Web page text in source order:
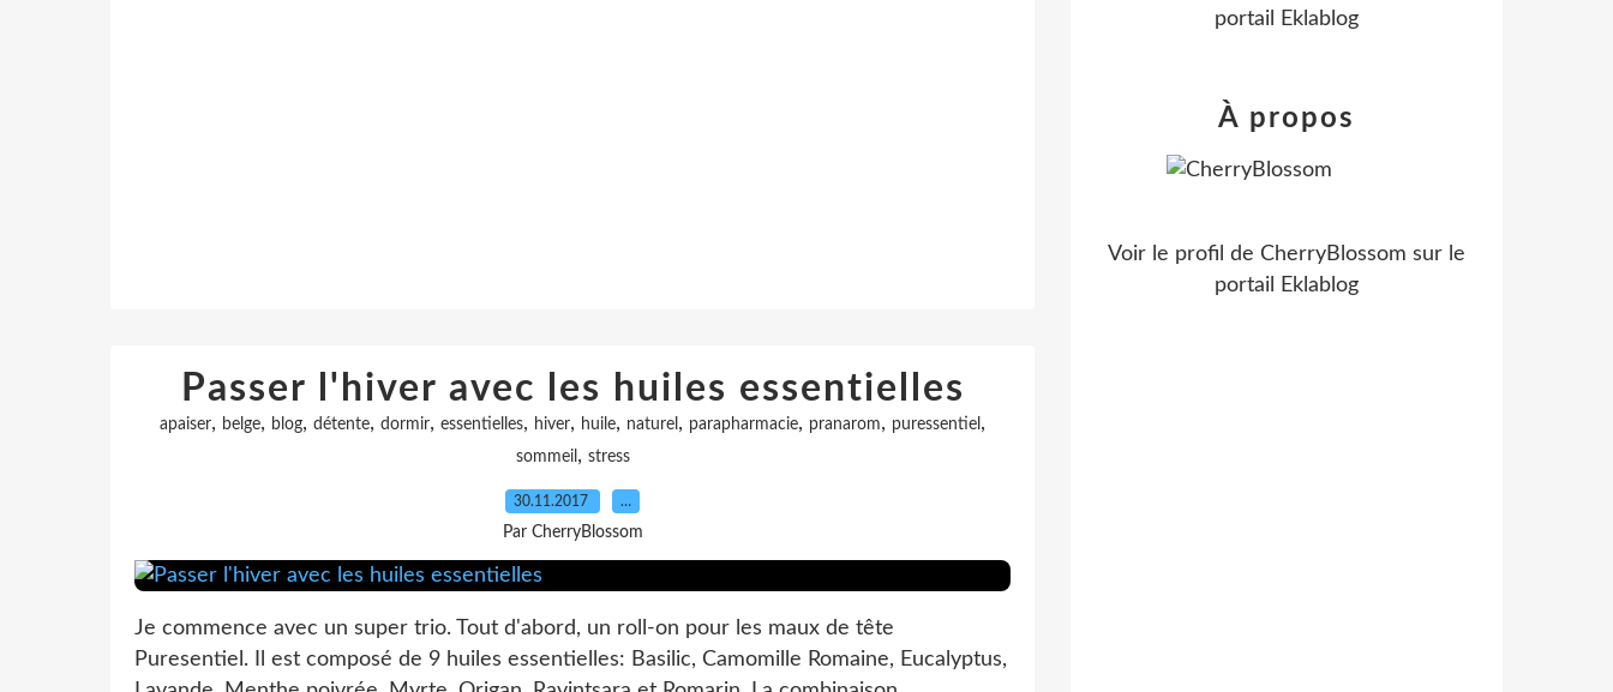
Passer l'hiver avec les huiles essentielles
apaiser, belge, blog, détente, dormir, essentielles, hiver, huile, naturel , parapharmacie, pranarom, puressentiel ,
sommeil, stress
30.11.2017 …
Par CherryBlossom
Je commence avec un super trio. Tout d'abord, un roll-on pour les maux de tête
Puresentiel. Il est composé de 9 huiles essentielles: Basilic, Camomille Romaine, Eucalyptus,
portail Eklablog
À propos
Voir le profil de CherryBlossom sur le
portail Eklablog